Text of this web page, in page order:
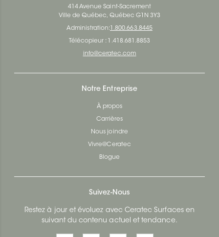
414 Avenue Saint-Sacrement
Ville de Québec, Québec G1N 3Y3
Administration: 1.800.663.8445
Télécopieur : 1.418.681.8853
info@ceratec.com
Notre Entreprise
À propos
Carrières
Nous joindre
Vivre@Ceratec
Blogue
Suivez-Nous
Restez à jour et évoluez avec Ceratec Surfaces en
suivant du contenu actuel et tendance.